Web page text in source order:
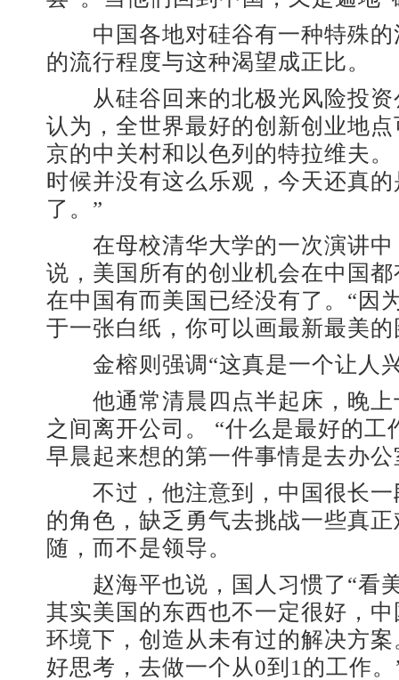
中国各地对硅谷有一种特殊的
的流行程度与这种渴望成正比。
从硅谷回来的北极光风险投资
认为，全世界最好的创新创业地
京的中关村和以色列的特拉维夫
时候并没有这么乐观，今天还真
了。”
在母校清华大学的一次演讲中
说，美国所有的创业机会在中国
在中国有而美国已经没有了。“因
于一张白纸，你可以画最新最美的
金榕则强调“这真是一个让人
他通常清晨四点半起床，晚上
之间离开公司。 “什么是最好的工
早晨起来想的第一件事情是去办
不过，他注意到，中国很长一
的角色，缺乏勇气去挑战一些真
随，而不是领导。
赵海平也说，国人习惯了“看
其实美国的东西也不一定很好，
环境下，创造从未有过的解决方
好思考，去做一个从0到1的工作。